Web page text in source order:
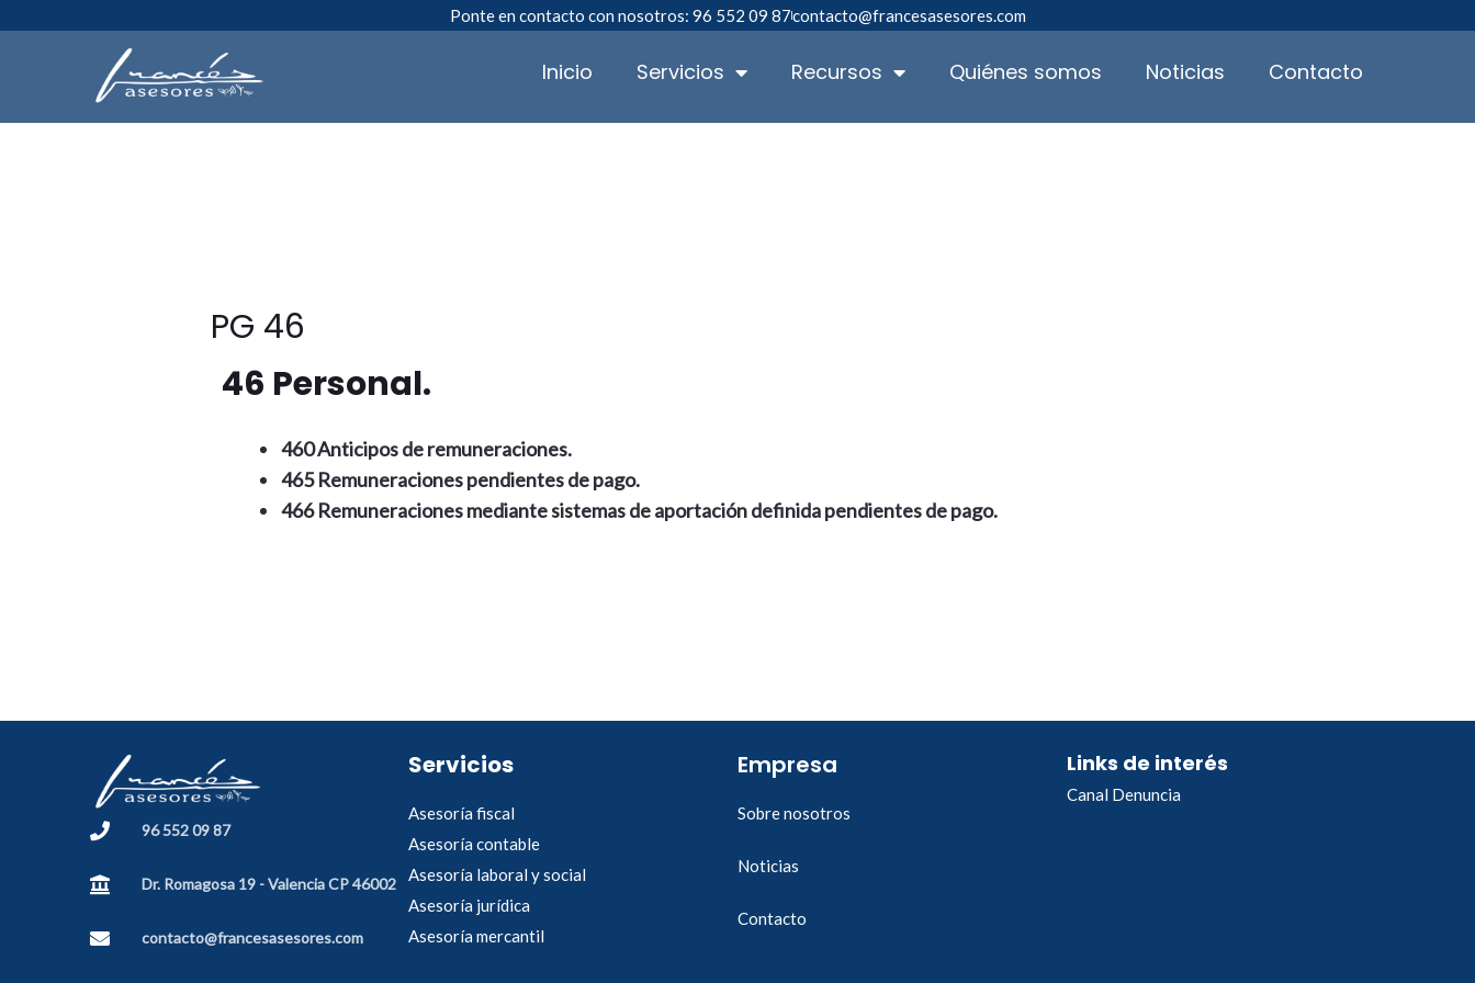
Ponte en contacto con nosotros: 96 552 09 87contacto@francesasesores.com
Inicio Servicios Recursos Quiénes somos Noticias Contacto
PG 46
46 Personal.
460 Anticipos de remuneraciones.
465 Remuneraciones pendientes de pago.
466 Remuneraciones mediante sistemas de aportación definida pendientes de pago.
96 552 09 87
Dr. Romagosa 19 - Valencia CP 46002
contacto@francesasesores.com
Servicios
Asesoría fiscal
Asesoría contable
Asesoría laboral y social
Asesoría jurídica
Asesoría mercantil
Empresa
Sobre nosotros
Noticias
Contacto
Links de interés
Canal Denuncia